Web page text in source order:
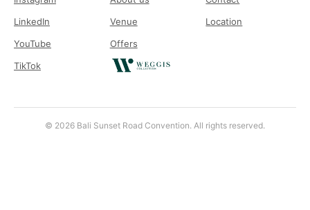
LinkedIn
YouTube
TikTok
Venue
Offers
Location
© 2026 Bali Sunset Road Convention. All rights reserved.